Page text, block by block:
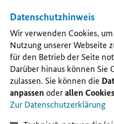
Datenschutzhinweis
Wir verwenden Cookies,
Nutzung unserer Webseite
für den Betrieb der Seite
Darüber hinaus können Sie
zulassen. Sie können die
anpassen oderallen
Zur Datenschutzerklärung